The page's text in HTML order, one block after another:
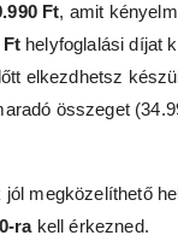
Ft, amit
Fthelyfoglalási díjat
elkezdhetsz
összeget
megközelíthető
rakell érkezned.